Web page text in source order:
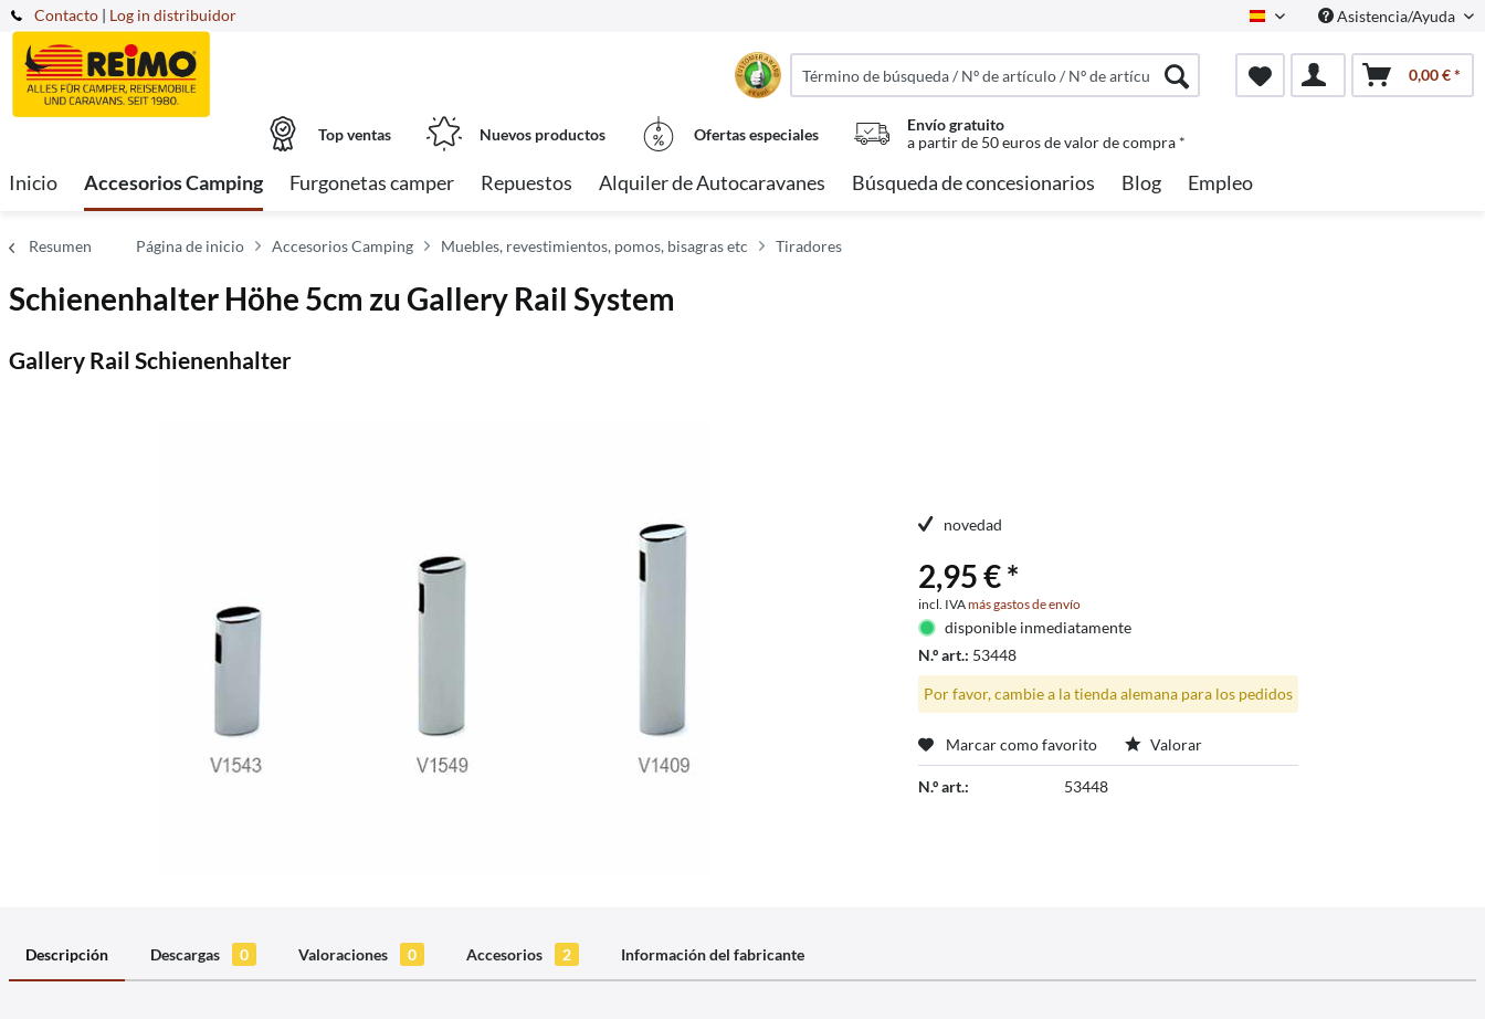
Contacto Spanisch Asistencia/Ayuda
| Log in distribuidor
0,00 € *
Top ventas Nuevos productos Ofertas especiales
Envío gratuito
a partir de 50 euros de valor de compra *
Inicio Accesorios Camping Furgonetas camper Repuestos Alquiler de Autocaravanes Búsqueda de concesionarios Blog Empleo
Resumen Página de inicio Accesorios Camping Muebles, revestimientos, pomos, bisagras etc Tiradores
Schienenhalter Höhe 5cm zu Gallery Rail System
Gallery Rail Schienenhalter
novedad
2,95 € *
incl. IVAmás gastos de envío
disponible inmediatamente
N.º art.: 53448
Por favor, cambie a la tienda alemana para los pedidos
Marcar como favorito Valorar
N.º art.: 53448
Descripción Descargas 0 Valoraciones 0 Accesorios 2 Información del fabricante